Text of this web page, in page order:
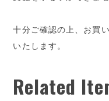
十分ご確認の上、お買
いたします。
Related